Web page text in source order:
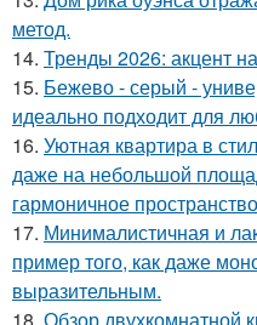
метод.
14. Тренды 2026: акцент
15. Бежево - серый -
идеально подходит для
16. Уютная квартира в
даже на небольшой
гармоничное
17. Минималистичная и
пример того, как даже
выразительным.